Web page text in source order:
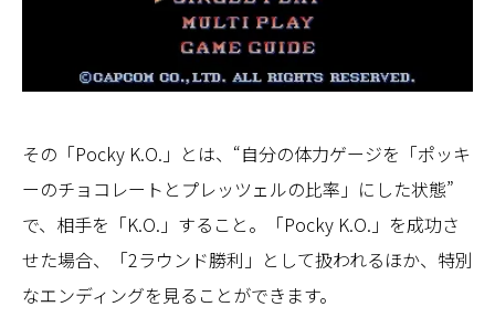
その「Pocky K.O.」とは、“自分の体力ゲージを「ポッキ
ーのチョコレートとプレッツェルの比率」にした状態”
で、相手を「K.O.」すること。「Pocky K.O.」を成功さ
せた場合、「2ラウンド勝利」として扱われるほか、特別
なエンディングを見ることができます。